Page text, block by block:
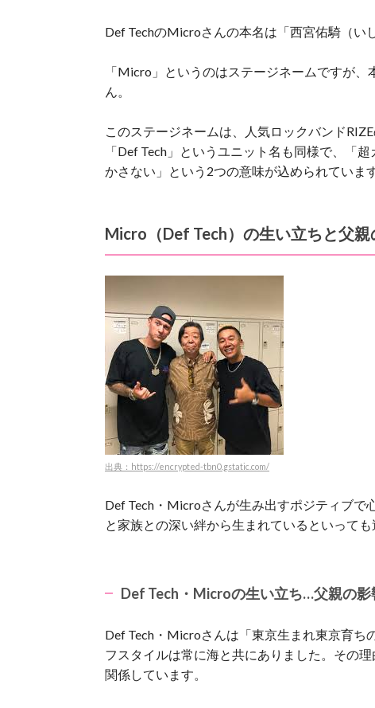
Def TechのMicroさんの本名は「西宮佑騎（い
「Micro」というのはステージネームですが
ん。
このステージネームは、
人気ロックバンド
「Def Tech」というユニット名も同様で、「
かさない」という2つの意味が込められています
Micro（Def Tech）の生い立ちと父
出典：https://encrypted-tbn0.gstatic.com/
Def Tech・Microさんが生み出すポジティブで
と家族との深い絆から生まれているといっても
Def Tech・Microの生い立ち…父親の
Def Tech・Microさんは「東京生まれ東京育ち
フスタイルは常に海と共にありました。 その
関係しています。